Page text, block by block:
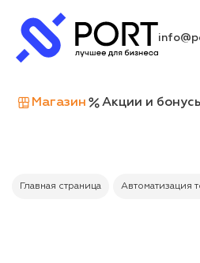
Магазин Акции и
Главная страница Автоматизация